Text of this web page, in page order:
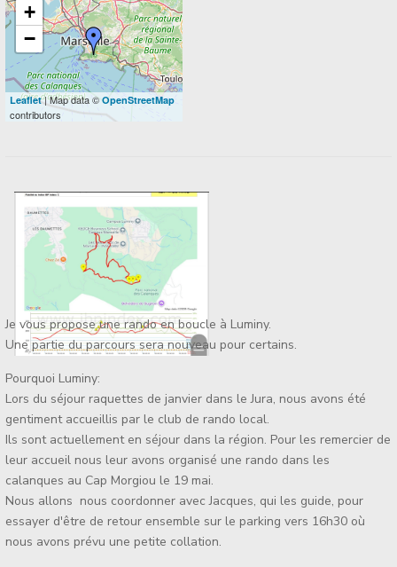
+
−
Leaflet| Map data ©OpenStreetMap
contributors
Je vous propose une rando en boucle à Luminy.
Une partie du parcours sera nouveau pour certains.
Pourquoi Luminy:
Lors du séjour raquettes de janvier dans le Jura, nous avons été
gentiment accueillis par le club de rando local.
Ils sont actuellement en séjour dans la région. Pour les remercier de
leur accueil nous leur avons organisé une rando dans les
calanques au Cap Morgiou le 19 mai.
Nous allons nous coordonner avec Jacques, qui les guide, pour
essayer d'être de retour ensemble sur le parking vers 16h30 où
nous avons prévu une petite collation.